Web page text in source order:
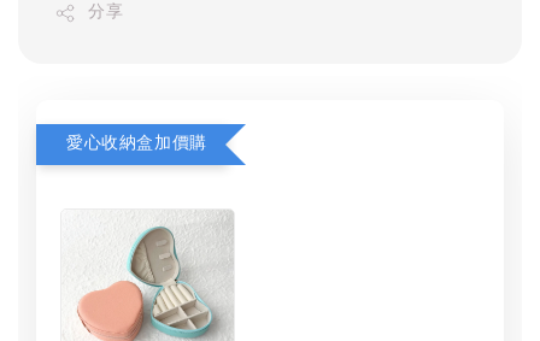
分享
愛心收納盒加價購